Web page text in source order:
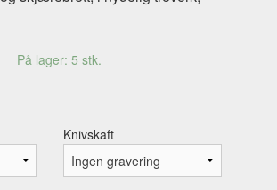
På lager: 5 stk.
Knivskaft